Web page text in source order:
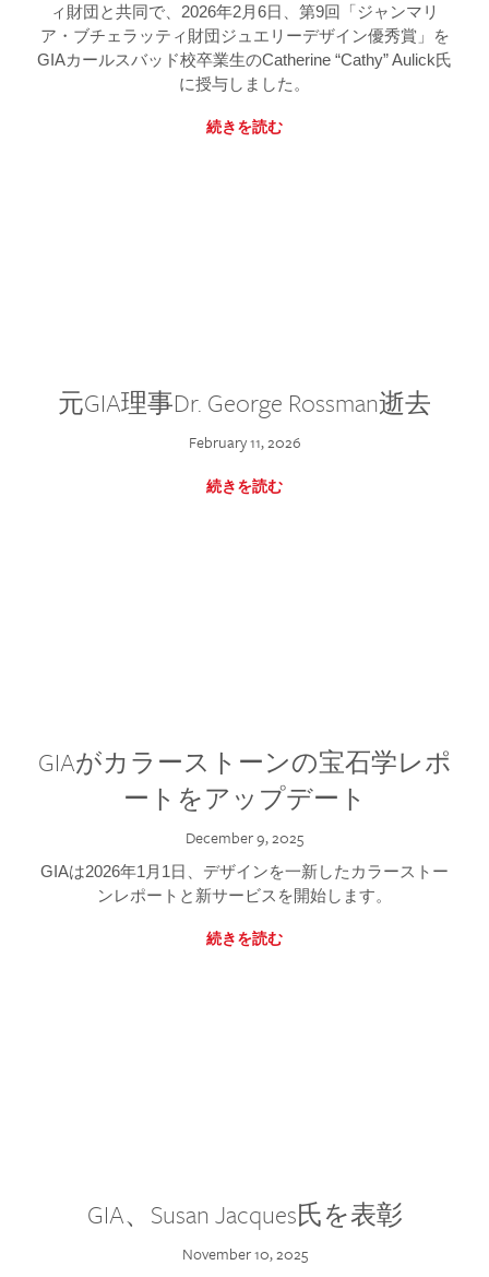
ィ財団と共同で、2026年2月6日、第9回「ジャンマリ
ア・ブチェラッティ財団ジュエリーデザイン優秀賞」を
GIAカールスバッド校卒業生のCatherine “Cathy” Aulick氏
に授与しました。
続きを読む
元GIA理事Dr. George Rossman逝去
February 11, 2026
続きを読む
GIAがカラーストーンの宝石学レポ
ートをアップデート
December 9, 2025
GIAは2026年1月1日、デザインを一新したカラーストー
ンレポートと新サービスを開始します。
続きを読む
GIA、Susan Jacques氏を表彰
November 10, 2025